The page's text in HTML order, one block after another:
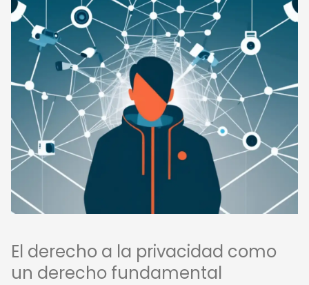
El derecho a la privacidad como
un derecho fundamental